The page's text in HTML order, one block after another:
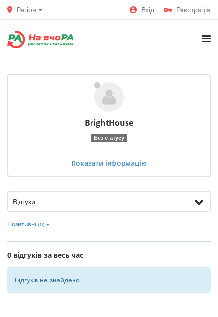
Регіон Вхід Реєстрація
BrightHouse
Без статусу
Показати інформацію
Відгуки
Позитивні (0)
0 відгуків за весь час
Відгуків не знайдено